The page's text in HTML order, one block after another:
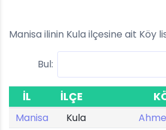
Manisa ilinin Kula ilçesine ait Köy
Bul:
İL İLÇE
Manisa Kula